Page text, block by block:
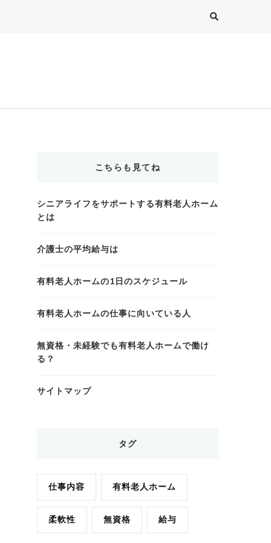
こちらも見てね
シニアライフをサポートする有料老人ホーム
とは
介護士の平均給与は
有料老人ホームの1日のスケジュール
有料老人ホームの仕事に向いている人
無資格・未経験でも有料老人ホームで働け
る？
サイトマップ
タグ
仕事内容 有料老人ホーム
柔軟性 無資格 給与